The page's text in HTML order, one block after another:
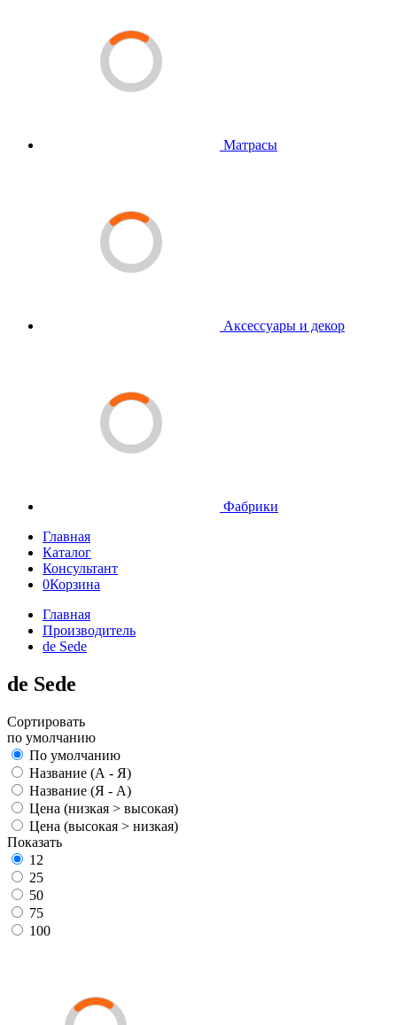
Матрасы
Аксессуары и декор
Фабрики
Главная
Каталог
Консультант
0Корзина
Главная
Производитель
de Sede
de Sede
Сортировать
по умолчанию
По умолчанию
Название (А - Я)
Название (Я - А)
Цена (низкая > высокая)
Цена (высокая > низкая)
Показать
12
25
50
75
100